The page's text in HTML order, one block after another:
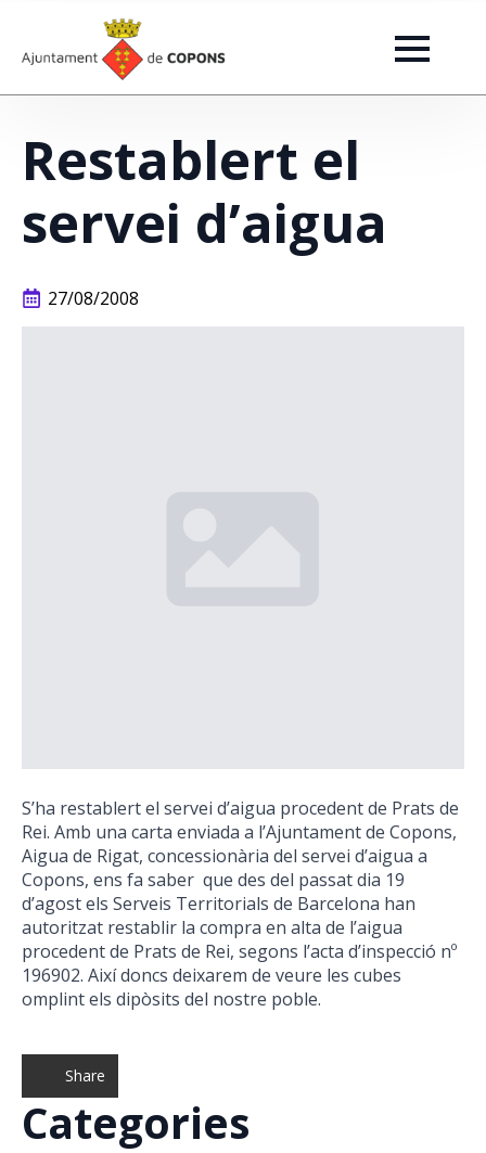
Restablert el
servei d’aigua
27/08/2008
S’ha restablert el servei d’aigua procedent de Prats de
Rei. Amb una carta enviada a l’Ajuntament de Copons,
Aigua de Rigat, concessionària del servei d’aigua a
Copons, ens fa saber que des del passat dia 19
d’agost els Serveis Territorials de Barcelona han
autoritzat restablir la compra en alta de l’aigua
procedent de Prats de Rei, segons l’acta d’inspecció nº
196902. Així doncs deixarem de veure les cubes
omplint els dipòsits del nostre poble.
Share
Categories